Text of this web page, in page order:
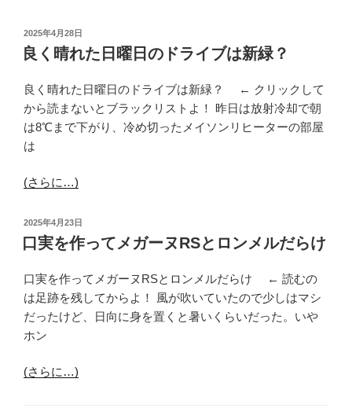
投
稿
日:
2025年4月28日
良く晴れた日曜日のドライブは新緑？
良く晴れた日曜日のドライブは新緑？ ← クリックして
から読まないとブラックリストよ！ 昨日は放射冷却で朝
は8℃まで下がり、冷め切ったメイソンリヒーターの部屋
は
(さらに…)
投
稿
日:
2025年4月23日
口実を作ってメガーヌRSとロンメルだらけ
口実を作ってメガーヌRSとロンメルだらけ ← 読むの
は足跡を残してからよ！ 風が吹いていたので少しはマシ
だったけど、日向に身を置くと暑いくらいだった。いや
ホン
(さらに…)